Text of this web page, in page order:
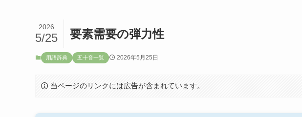
要素需要の弾力性
2026
5/25
用語辞典 五十音一覧 2026年5月25日
当ページのリンクには広告が含まれています。